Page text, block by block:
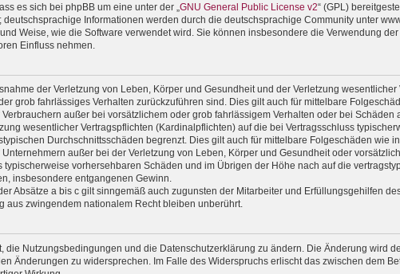
es sich bei phpBB um eine unter der „ GNU General Public License v2“ (GPL)
deutschsprachige Informationen werden durch die deutschsprachige Community unter
Weise, wie die Software verwendet wird. Sie können insbesondere die Verwendung
Einfluss nehmen.
der Verletzung von Leben, Körper und Gesundheit und der Verletzung
grob fahrlässiges Verhalten zurückzuführen sind. Dies gilt auch für mittelbare
außer bei vorsätzlichem oder grob fahrlässigem Verhalten oder bei Schäden
wesentlicher Vertragspflichten (Kardinalpflichten) auf die bei Vertragsschluss
Durchschnittsschäden begrenzt. Dies gilt auch für mittelbare Folgeschäden wie
außer bei der Verletzung von Leben, Körper und Gesundheit oder
typischerweise vorhersehbaren Schäden und im Übrigen der Höhe nach auf die
insbesondere entgangenen Gewinn.
Absätze a bis c gilt sinngemäß auch zugunsten der Mitarbeiter und Erfüllungsgehilfen
aus zwingendem nationalem Recht bleiben unberührt.
die Nutzungsbedingungen und die Datenschutzerklärung zu ändern. Die Änderung wird
Änderungen zu widersprechen. Im Falle des Widerspruchs erlischt das zwischen dem